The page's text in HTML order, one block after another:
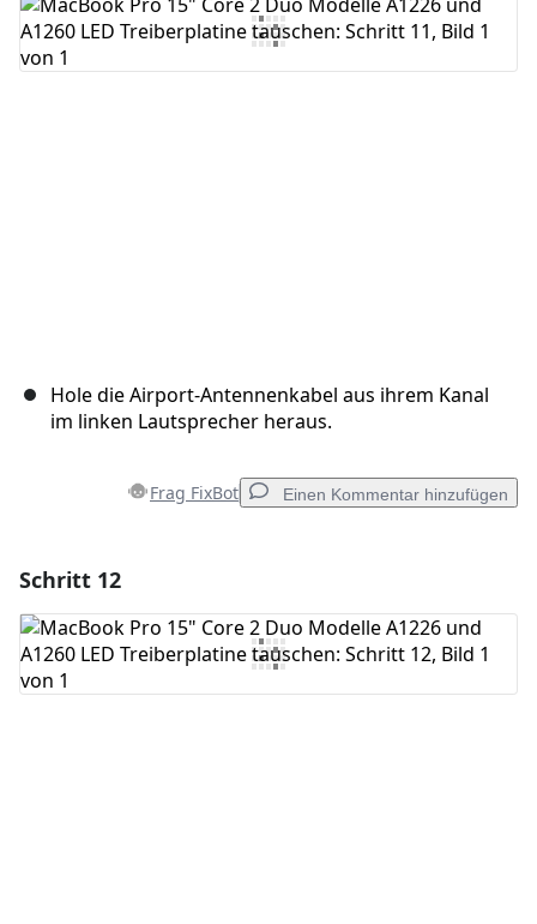
Kommentar hinzufügen
Hole die Airport-Antennenkabel aus ihrem Kanal
im linken Lautsprecher heraus.
Frag FixBot Einen Kommentar hinzufügen
Kommentar hinzufügen
Schritt 12